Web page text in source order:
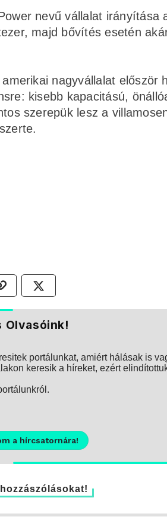
nevű vállalat irányítása
majd bővítés esetén
nagyvállalat először
kisebb kapacitású,
szerepük lesz a
Olvasóink!
portálunkat, amiért hálásak is
keresik a híreket, ezért
a hírcsatornára!